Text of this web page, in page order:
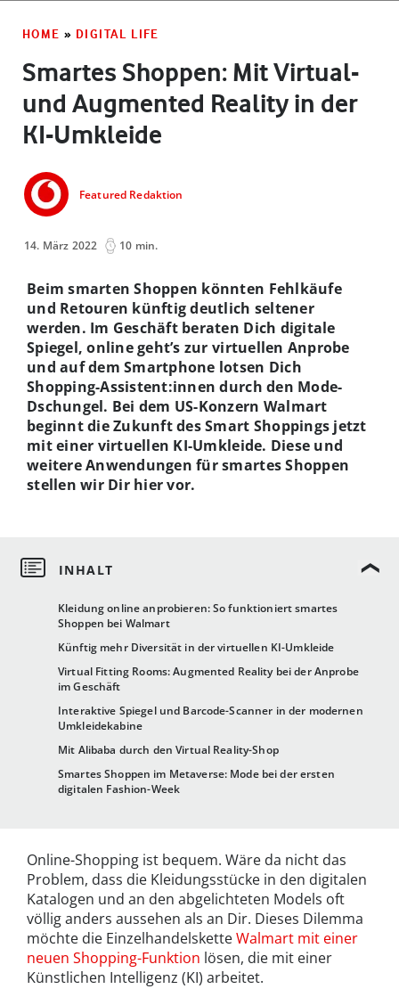
HOME » DIGITAL LIFE
Smartes Shoppen: Mit Virtual-
und Augmented Reality in der
KI-Umkleide
Featured Redaktion
14. März 2022 10 min.
Kleidung online anprobieren: So funktioniert smartes
Shoppen bei Walmart
Künftig mehr Diversität in der virtuellen KI-Umkleide
Virtual Fitting Rooms: Augmented Reality bei der Anprobe
im Geschäft
Interaktive Spiegel und Barcode-Scanner in der modernen
Umkleidekabine
Mit Alibaba durch den Virtual Reality-Shop
Smartes Shoppen im Metaverse: Mode bei der ersten
digitalen Fashion-Week
Beim smarten Shoppen könnten Fehlkäufe
und Retouren künftig deutlich seltener
werden. Im Geschäft beraten Dich digitale
Spiegel, online geht’s zur virtuellen Anprobe
und auf dem Smartphone lotsen Dich
Shopping-Assistent:innen durch den Mode-
Dschungel. Bei dem US-Konzern Walmart
beginnt die Zukunft des Smart Shoppings jetzt
mit einer virtuellen KI-Umkleide. Diese und
weitere Anwendungen für smartes Shoppen
stellen wir Dir hier vor.
Online-Shopping ist bequem. Wäre da nicht das
Problem, dass die Kleidungsstücke in den digitalen
Katalogen und an den abgelichteten Models oft
völlig anders aussehen als an Dir. Dieses Dilemma
möchte die EinzelhandelsketteWalmart mit einer
neuen Shopping-Funktion lösen, die mit einer
Künstlichen Intelligenz (KI) arbeitet.